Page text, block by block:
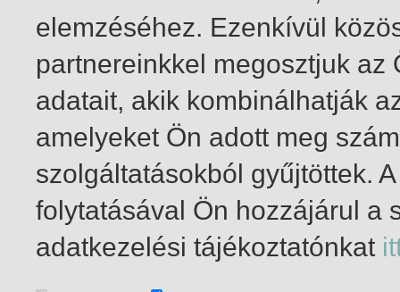
1-1 / összesen 1 találat
elemzéséhez. Ezenkívül
partnereinkkel megosztjuk
adatait, akik kombinálhatják
amelyeket Ön adott meg
szolgáltatásokból gyűjtöttek.
folytatásával Ön hozzájárul a
adatkezelési tájékoztatónkat